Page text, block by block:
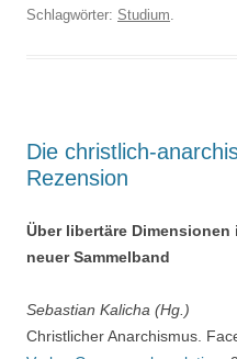
Schlagwörter: Studium
Die christlich-
Rezension
Über libertäre
neuer Sammelband
Sebastian Kalicha (Hg.)
Christlicher Anarchismus.